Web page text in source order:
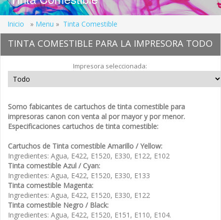
Inicio » Menu » Tinta Comestible
TINTA COMESTIBLE PARA LA IMPRESORA TODO
Impresora seleccionada:
Somo fabicantes de cartuchos de tinta comestible para
impresoras canon con venta al por mayor y por menor.
Especificaciones cartuchos de tinta comestible:
Cartuchos de Tinta comestible Amarillo / Yellow:
Ingredientes: Agua, E422, E1520, E330, E122, E102
Tinta comestible Azul / Cyan:
Ingredientes: Agua, E422, E1520, E330, E133
Tinta comestible Magenta:
Ingredientes: Agua, E422, E1520, E330, E122
Tinta comestible Negro / Black:
Ingredientes: Agua, E422, E1520, E151, E110, E104.